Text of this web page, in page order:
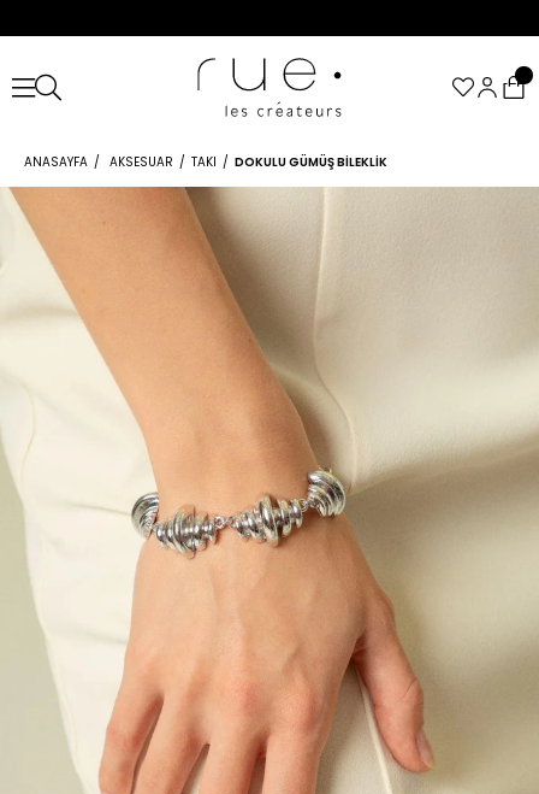
ANASAYFA AKSESUAR TAKI DOKULU GÜMÜŞ BILEKLIK